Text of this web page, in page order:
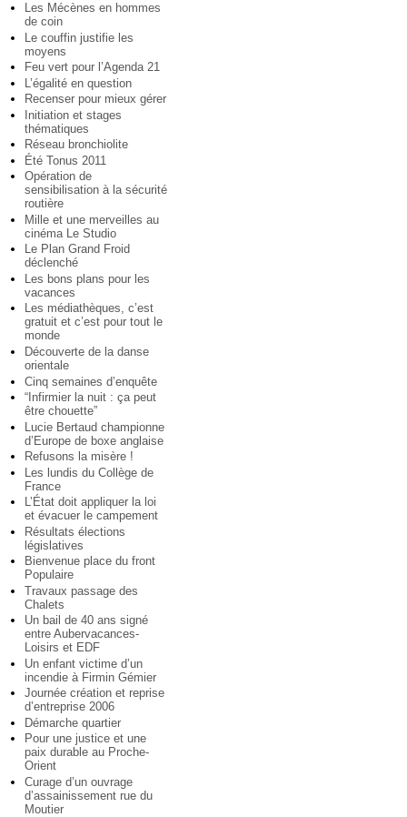
Les Mécènes en hommes
de coin
Le couffin justifie les
moyens
Feu vert pour l’Agenda 21
L’égalité en question
Recenser pour mieux gérer
Initiation et stages
thématiques
Réseau bronchiolite
Été Tonus 2011
Opération de
sensibilisation à la sécurité
routière
Mille et une merveilles au
cinéma Le Studio
Le Plan Grand Froid
déclenché
Les bons plans pour les
vacances
Les médiathèques, c’est
gratuit et c’est pour tout le
monde
Découverte de la danse
orientale
Cinq semaines d’enquête
“Infirmier la nuit : ça peut
être chouette”
Lucie Bertaud championne
d’Europe de boxe anglaise
Refusons la misère !
Les lundis du Collège de
France
L’État doit appliquer la loi
et évacuer le campement
Résultats élections
législatives
Bienvenue place du front
Populaire
Travaux passage des
Chalets
Un bail de 40 ans signé
entre Aubervacances-
Loisirs et EDF
Un enfant victime d’un
incendie à Firmin Gémier
Journée création et reprise
d’entreprise 2006
Démarche quartier
Pour une justice et une
paix durable au Proche-
Orient
Curage d’un ouvrage
d’assainissement rue du
Moutier